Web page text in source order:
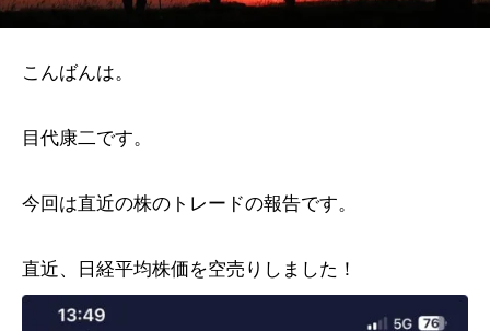
こんばんは。
目代康二です。
今回は直近の株のトレードの報告です。
直近、日経平均株価を空売りしました！